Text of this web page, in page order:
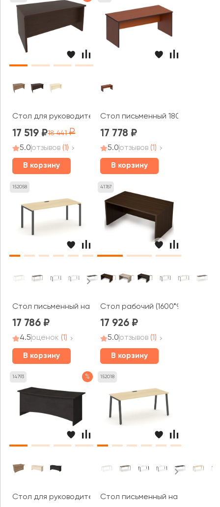
Стол для руководителя прямоугольный 1600x900x765
17 519 18 441
5.0отзывов (1)
В корзину
Стол письменный 180x80x75
17 778
5.0отзывов (1)
В корзину
152058
Стол письменный на П-образном каркасе
17 786
4.5оценок (1)
В корзину
41767
Стол рабочий (1600*900*750)
17 926
5.0отзывов (1)
В корзину
14793 %
Стол для руководителя 1600x920x765 Фёст / First
152018
Стол письменный на А-